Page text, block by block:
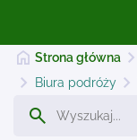
Strona główna
Biura podróży